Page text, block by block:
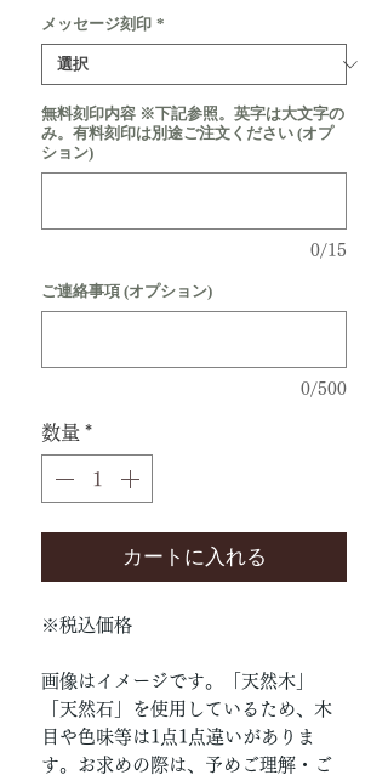
メッセージ刻印 *
無料刻印内容 ※下記参照。英字は大文字の
み。有料刻印は別途ご注文ください (オプ
ション)
0/15
ご連絡事項 (オプション)
0/500
数量 *
カートに入れる
※税込価格
画像はイメージです。「天然木」
「天然石」を使用しているため、木
目や色味等は1点1点違いがありま
す。お求めの際は、予めご理解・ご